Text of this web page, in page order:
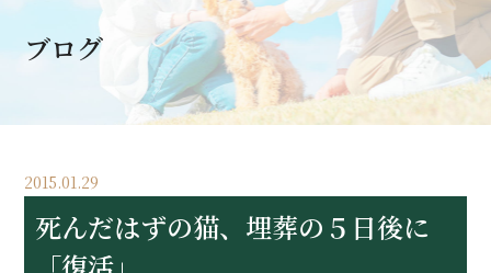
ブログ
2015.01.29
死んだはずの猫、埋葬の５日後に